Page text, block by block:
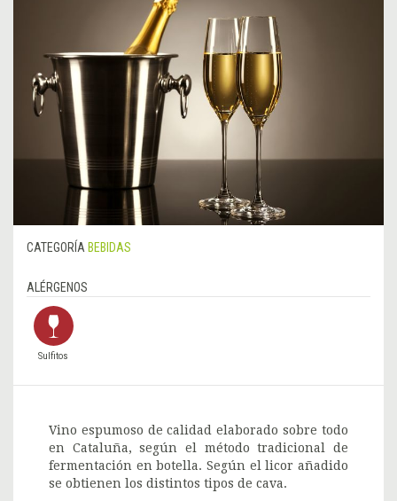
CATEGORÍA BEBIDAS
ALÉRGENOS
Sulfitos
Vino espumoso de calidad elaborado sobre todo
en Cataluña, según el método tradicional de
fermentación en botella. Según el licor añadido
se obtienen los distintos tipos de cava.